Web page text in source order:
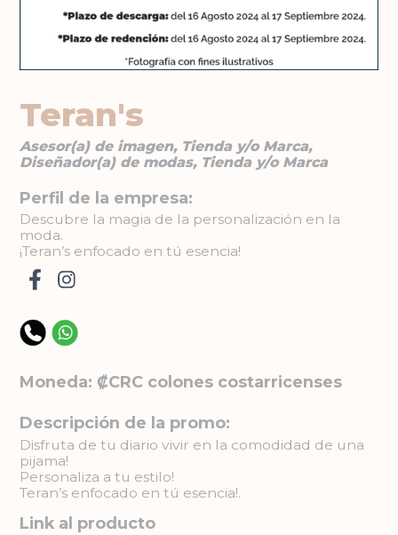
Teran's
Asesor(a) de imagen, Tienda y/o Marca,
Diseñador(a) de modas, Tienda y/o Marca
Perfil de la empresa:
Descubre la magia de la personalización en la
moda.
¡Teran’s enfocado en tú esencia!
Moneda: ₡CRC colones costarricenses
Descripción de la promo:
Disfruta de tu diario vivir en la comodidad de una
pijama!
Personaliza a tu estilo!
Teran’s enfocado en tú esencia!.
Link al producto